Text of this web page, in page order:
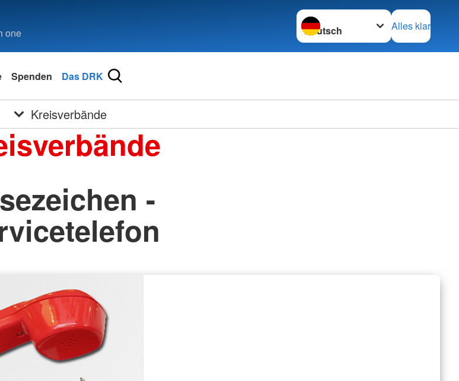
one
Sprache wechseln zu
Alles klar
Spenden Das DRK
Kreisverbände
-